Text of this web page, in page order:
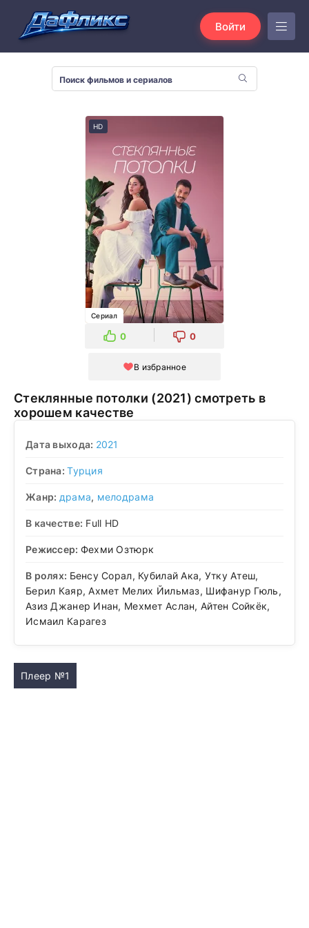
Войти
HD
Сериал
0 0
В избранное
Стеклянные потолки (2021) смотреть в
хорошем качестве
Дата выхода: 2021
Страна:Турция
Жанр: драма, мелодрама
В качестве: Full HD
Режиссер: Фехми Озтюрк
В ролях: Бенсу Сорал, Кубилай Ака, Утку Атеш,
Берил Каяр, Ахмет Мелих Йильмаз, Шифанур Гюль,
Азиз Джанер Инан, Мехмет Аслан, Айтен Сойкёк,
Исмаил Карагез
Плеер №1